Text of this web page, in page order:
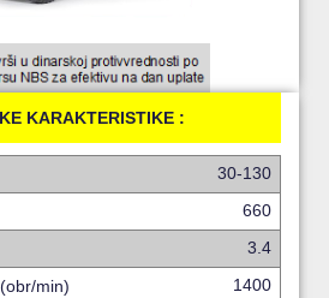
KARAKTERISTIKE :
30-130
660
3.4
min)
1400